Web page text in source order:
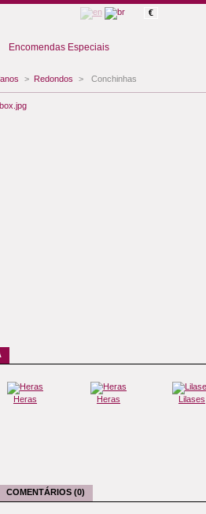
€
Encomendas Especiais
> Redondos > Conchinhas
Heras Heras Lilases
COMENTÁRIOS (0)